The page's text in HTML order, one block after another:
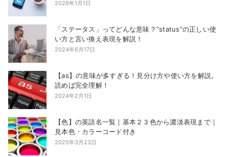
2026年1月1日
「ステータス」ってどんな意味？”status”の正しい使
い方と言い換え表現を解説！
2024年6月17日
【as】の意味が多すぎる！見分け方や使い方を解説。
読めば完全理解！
2024年2月1日
【色】の英語名一覧｜基本２３色から濃淡表現まで｜
見本色・カラーコード付き
2025年3月23日